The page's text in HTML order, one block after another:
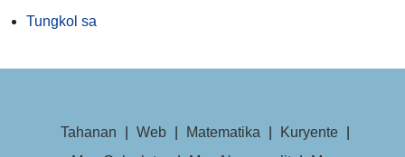
Tungkol sa
Tahanan Web Matematika Kuryente